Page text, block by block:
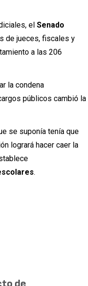
elSenado
de jueces, fiscales y
a las 206
la condena
públicos cambió la
se suponía tenía que
logrará hacer caer la
.